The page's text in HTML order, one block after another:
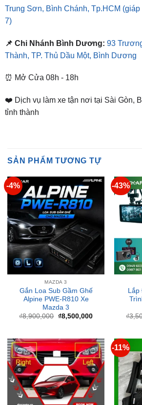
📌 Chi Nhánh Bình Dương:
⏰ Mở Cửa 08h - 18h
❤️ Dịch vụ làm xe tận nơi tại Sài Gòn,
-4%
MAZDA 3
Gắn Loa Sub Gầm Ghế
Alpine PWE-R810 Xe
Mazda 3
₫8,900,000 Giá
gốc
là:
₫8,900,000.
₫ 8,500,000Giá
₫8,500,000.
Lắp
₫